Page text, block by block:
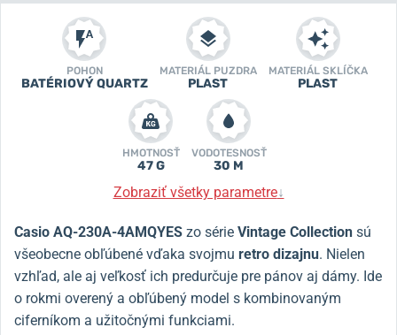
POHON
BATÉRIOVÝ QUARTZ
MATERIÁL PUZDRA
PLAST
MATERIÁL SKLÍČKA
PLAST
HMOTNOSŤ
47 G
VODOTESNOSŤ
30 M
Zobraziť všetky parametre↓
Casio AQ-230A-4AMQYES zo série Vintage Collection sú
všeobecne obľúbené vďaka svojmu retro dizajnu. Nielen
vzhľad, ale aj veľkosť ich predurčuje pre pánov aj dámy. Ide
o rokmi overený a obľúbený model s kombinovaným
ciferníkom a užitočnými funkciami.